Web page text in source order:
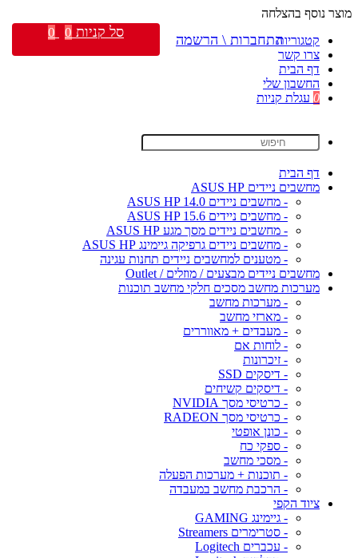
מוצר נוסף בהצלחה
קטגוריות
צרו קשר
דף הבית
החשבון שלי
0 עגלת קניות
דף הבית
מחשבים ניידים ASUS HP
- מחשבים ניידים ASUS HP 14.0
- מחשבים ניידים ASUS HP 15.6
- מחשבים ניידים מסך מגע ASUS HP
- מחשבים ניידים גרפיקה גיימינג ASUS HP
- מטענים למחשבים ניידים תחנות עגינה
מחשבים ניידים מבצעים / מוזלים / Outlet
מערכות מחשב מסכים חלקי מחשב תוכנות
- מערכות מחשב
- מארזי מחשב
- מעבדים + מאווררים
- לוחות אם
- זיכרונות
- דיסקים SSD
- דיסקים קשיחים
- כרטיסי מסך NVIDIA
- כרטיסי מסך RADEON
- כונן אופטי
- ספקי כח
- מסכי מחשב
- תוכנות + מערכות הפעלה
- הרכבת מחשב במעבדה
ציוד הקפי
- גיימינג GAMING
- סטרימרים Streamers
- עכברים Logitech
התחברות \ הרשמה סל קניות 0
0